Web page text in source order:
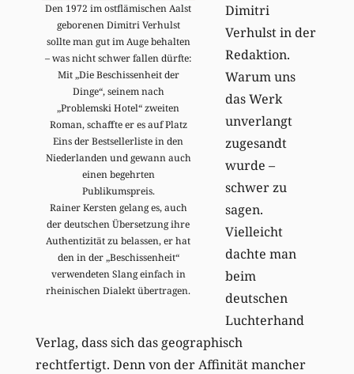
Den 1972 im ostflämischen Aalst
geborenen Dimitri Verhulst
sollte man gut im Auge behalten
– was nicht schwer fallen dürfte:
Mit „Die Beschissenheit der
Dinge“, seinem nach
„Problemski Hotel“ zweiten
Roman, schaffte er es auf Platz
Eins der Bestsellerliste in den
Niederlanden und gewann auch
einen begehrten
Publikumspreis.
Rainer Kersten gelang es, auch
der deutschen Übersetzung ihre
Authentizität zu belassen, er hat
den in der „Beschissenheit“
verwendeten Slang einfach in
rheinischen Dialekt übertragen.
Dimitri
Verhulst in der
Redaktion.
Warum uns
das Werk
unverlangt
zugesandt
wurde –
schwer zu
sagen.
Vielleicht
dachte man
beim
deutschen
Luchterhand
Verlag, dass sich das geographisch
rechtfertigt. Denn von der Affinität mancher